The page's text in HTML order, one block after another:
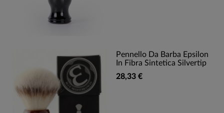
Pennello Da Barba Epsilon
In Fibra Sintetica Silvertip
28,33 €